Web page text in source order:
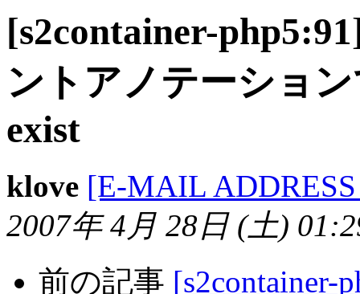
[s2container-
ントアノテーショ
exist
klove [E-MAIL
2007年 4月 28日 (土)
前の記事 [s2container-